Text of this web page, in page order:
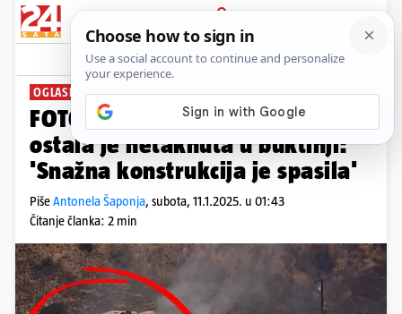
PRIJAVA
News Komentari
OGLASIO SE VLASNIK NEKRETNINE
FOTO Čudo u Malibuu. Ova vila
ostala je netaknuta u buktinji:
'Snažna konstrukcija je spasila'
PišeAntonela Šaponja, subota, 11.1.2025. u 01:43
Čitanje članka: 2 min